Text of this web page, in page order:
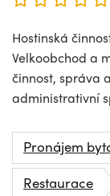
Hostinská
Velkoobchod a
činnost, správa
administrativní
Pronájem
Restaurace